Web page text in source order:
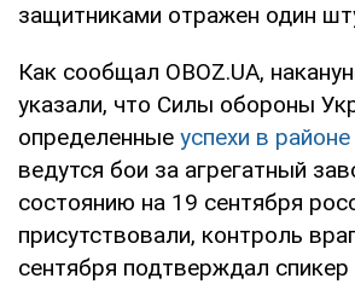
защитниками отражен один
Как сообщал OBOZ.UA,
указали, что Силы обороны
определенные успехи в
ведутся бои за агрегатный
состоянию на 19 сентября
присутствовали, контроль
сентября подтверждал